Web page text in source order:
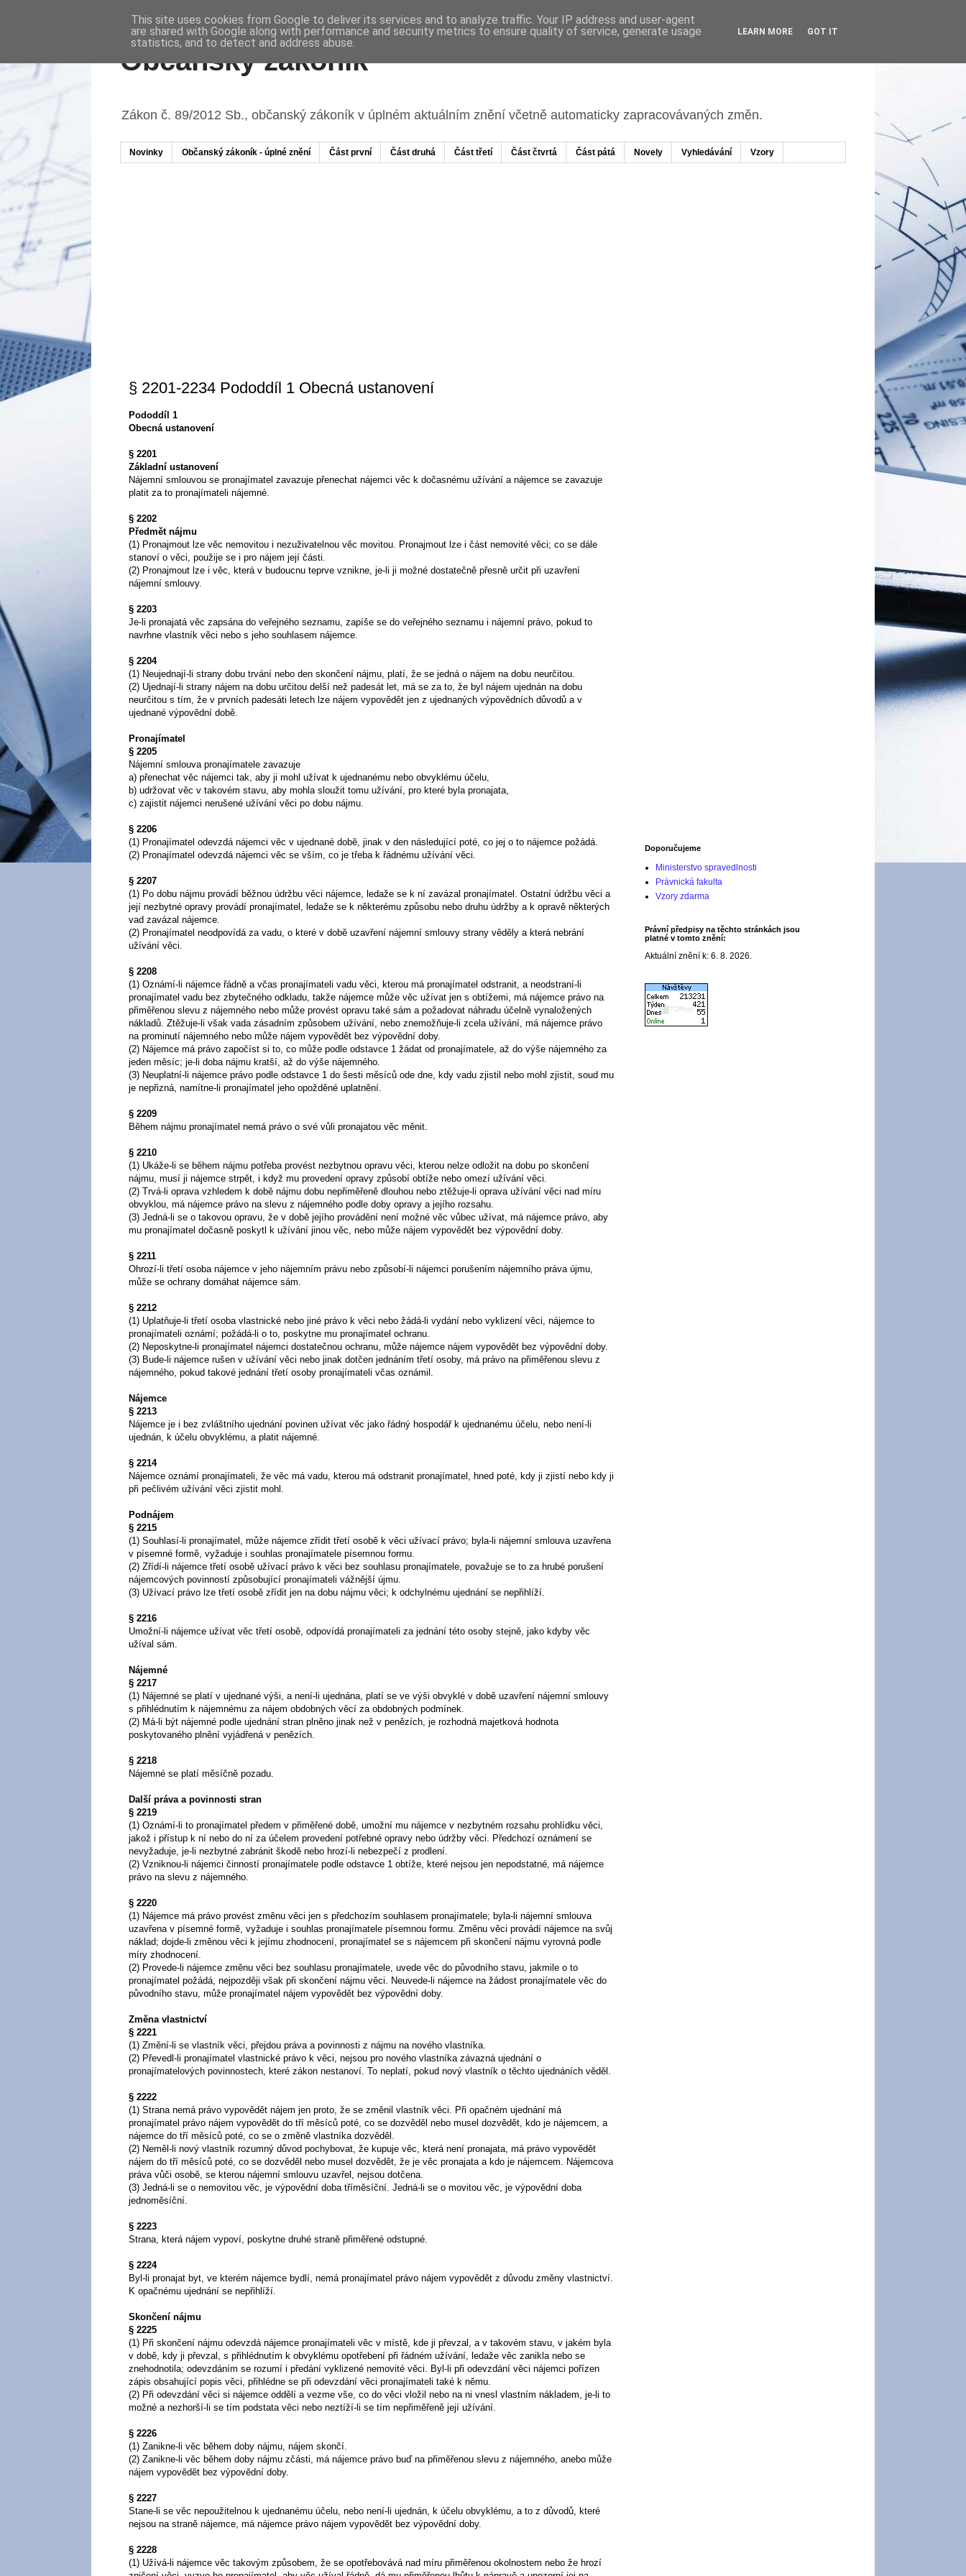
Občanský zákoník
Zákon č. 89/2012 Sb., občanský zákoník v úplném aktuálním znění včetně automaticky zapracovávaných změn.
Novinky Občanský zákoník - úplné znění Část první Část druhá Část třetí Část čtvrtá Část pátá Novely Vyhledávání Vzory
§ 2201-2234 Pododdíl 1 Obecná ustanovení
Pododdíl 1
Obecná ustanovení
§ 2201
Základní ustanovení
Nájemní smlouvou se pronajímatel zavazuje přenechat nájemci věc k dočasnému užívání a nájemce se zavazuje
platit za to pronajímateli nájemné.
§ 2202
Předmět nájmu
(1) Pronajmout lze věc nemovitou i nezuživatelnou věc movitou. Pronajmout lze i část nemovité věci; co se dále
stanoví o věci, použije se i pro nájem její části.
(2) Pronajmout lze i věc, která v budoucnu teprve vznikne, je-li ji možné dostatečně přesně určit při uzavření
nájemní smlouvy.
§ 2203
Je-li pronajatá věc zapsána do veřejného seznamu, zapíše se do veřejného seznamu i nájemní právo, pokud to
navrhne vlastník věci nebo s jeho souhlasem nájemce.
§ 2204
(1) Neujednají-li strany dobu trvání nebo den skončení nájmu, platí, že se jedná o nájem na dobu neurčitou.
(2) Ujednají-li strany nájem na dobu určitou delší než padesát let, má se za to, že byl nájem ujednán na dobu
neurčitou s tím, že v prvních padesáti letech lze nájem vypovědět jen z ujednaných výpovědních důvodů a v
ujednané výpovědní době.
Pronajímatel
§ 2205
Nájemní smlouva pronajímatele zavazuje
a) přenechat věc nájemci tak, aby ji mohl užívat k ujednanému nebo obvyklému účelu,
b) udržovat věc v takovém stavu, aby mohla sloužit tomu užívání, pro které byla pronajata,
c) zajistit nájemci nerušené užívání věci po dobu nájmu.
§ 2206
(1) Pronajímatel odevzdá nájemci věc v ujednané době, jinak v den následující poté, co jej o to nájemce požádá.
(2) Pronajímatel odevzdá nájemci věc se vším, co je třeba k řádnému užívání věci.
§ 2207
(1) Po dobu nájmu provádí běžnou údržbu věci nájemce, ledaže se k ní zavázal pronajímatel. Ostatní údržbu věci a
její nezbytné opravy provádí pronajímatel, ledaže se k některému způsobu nebo druhu údržby a k opravě některých
vad zavázal nájemce.
(2) Pronajímatel neodpovídá za vadu, o které v době uzavření nájemní smlouvy strany věděly a která nebrání
užívání věci.
§ 2208
(1) Oznámí-li nájemce řádně a včas pronajímateli vadu věci, kterou má pronajímatel odstranit, a neodstraní-li
pronajímatel vadu bez zbytečného odkladu, takže nájemce může věc užívat jen s obtížemi, má nájemce právo na
přiměřenou slevu z nájemného nebo může provést opravu také sám a požadovat náhradu účelně vynaložených
nákladů. Ztěžuje-li však vada zásadním způsobem užívání, nebo znemožňuje-li zcela užívání, má nájemce právo
na prominutí nájemného nebo může nájem vypovědět bez výpovědní doby.
(2) Nájemce má právo započíst si to, co může podle odstavce 1 žádat od pronajímatele, až do výše nájemného za
jeden měsíc; je-li doba nájmu kratší, až do výše nájemného.
(3) Neuplatní-li nájemce právo podle odstavce 1 do šesti měsíců ode dne, kdy vadu zjistil nebo mohl zjistit, soud mu
je nepřizná, namítne-li pronajímatel jeho opožděné uplatnění.
§ 2209
Během nájmu pronajímatel nemá právo o své vůli pronajatou věc měnit.
§ 2210
(1) Ukáže-li se během nájmu potřeba provést nezbytnou opravu věci, kterou nelze odložit na dobu po skončení
nájmu, musí ji nájemce strpět, i když mu provedení opravy způsobí obtíže nebo omezí užívání věci.
(2) Trvá-li oprava vzhledem k době nájmu dobu nepřiměřeně dlouhou nebo ztěžuje-li oprava užívání věci nad míru
obvyklou, má nájemce právo na slevu z nájemného podle doby opravy a jejího rozsahu.
(3) Jedná-li se o takovou opravu, že v době jejího provádění není možné věc vůbec užívat, má nájemce právo, aby
mu pronajímatel dočasně poskytl k užívání jinou věc, nebo může nájem vypovědět bez výpovědní doby.
§ 2211
Ohrozí-li třetí osoba nájemce v jeho nájemním právu nebo způsobí-li nájemci porušením nájemního práva újmu,
může se ochrany domáhat nájemce sám.
§ 2212
(1) Uplatňuje-li třetí osoba vlastnické nebo jiné právo k věci nebo žádá-li vydání nebo vyklizení věci, nájemce to
pronajímateli oznámí; požádá-li o to, poskytne mu pronajímatel ochranu.
(2) Neposkytne-li pronajímatel nájemci dostatečnou ochranu, může nájemce nájem vypovědět bez výpovědní doby.
(3) Bude-li nájemce rušen v užívání věci nebo jinak dotčen jednáním třetí osoby, má právo na přiměřenou slevu z
nájemného, pokud takové jednání třetí osoby pronajímateli včas oznámil.
Nájemce
§ 2213
Nájemce je i bez zvláštního ujednání povinen užívat věc jako řádný hospodář k ujednanému účelu, nebo není-li
ujednán, k účelu obvyklému, a platit nájemné.
§ 2214
Nájemce oznámí pronajímateli, že věc má vadu, kterou má odstranit pronajímatel, hned poté, kdy ji zjistí nebo kdy ji
při pečlivém užívání věci zjistit mohl.
Podnájem
§ 2215
(1) Souhlasí-li pronajímatel, může nájemce zřídit třetí osobě k věci užívací právo; byla-li nájemní smlouva uzavřena
v písemné formě, vyžaduje i souhlas pronajímatele písemnou formu.
(2) Zřídí-li nájemce třetí osobě užívací právo k věci bez souhlasu pronajímatele, považuje se to za hrubé porušení
nájemcových povinností způsobující pronajímateli vážnější újmu.
(3) Užívací právo lze třetí osobě zřídit jen na dobu nájmu věci; k odchylnému ujednání se nepřihlíží.
§ 2216
Umožní-li nájemce užívat věc třetí osobě, odpovídá pronajímateli za jednání této osoby stejně, jako kdyby věc
užíval sám.
Nájemné
§ 2217
(1) Nájemné se platí v ujednané výši, a není-li ujednána, platí se ve výši obvyklé v době uzavření nájemní smlouvy
s přihlédnutím k nájemnému za nájem obdobných věcí za obdobných podmínek.
(2) Má-li být nájemné podle ujednání stran plněno jinak než v penězích, je rozhodná majetková hodnota
poskytovaného plnění vyjádřená v penězích.
§ 2218
Nájemné se platí měsíčně pozadu.
Další práva a povinnosti stran
§ 2219
(1) Oznámí-li to pronajímatel předem v přiměřené době, umožní mu nájemce v nezbytném rozsahu prohlídku věci,
jakož i přístup k ní nebo do ní za účelem provedení potřebné opravy nebo údržby věci. Předchozí oznámení se
nevyžaduje, je-li nezbytné zabránit škodě nebo hrozí-li nebezpečí z prodlení.
(2) Vzniknou-li nájemci činností pronajímatele podle odstavce 1 obtíže, které nejsou jen nepodstatné, má nájemce
právo na slevu z nájemného.
§ 2220
(1) Nájemce má právo provést změnu věci jen s předchozím souhlasem pronajímatele; byla-li nájemní smlouva
uzavřena v písemné formě, vyžaduje i souhlas pronajímatele písemnou formu. Změnu věci provádí nájemce na svůj
náklad; dojde-li změnou věci k jejímu zhodnocení, pronajímatel se s nájemcem při skončení nájmu vyrovná podle
míry zhodnocení.
(2) Provede-li nájemce změnu věci bez souhlasu pronajímatele, uvede věc do původního stavu, jakmile o to
pronajímatel požádá, nejpozději však při skončení nájmu věci. Neuvede-li nájemce na žádost pronajímatele věc do
původního stavu, může pronajímatel nájem vypovědět bez výpovědní doby.
Změna vlastnictví
§ 2221
(1) Změní-li se vlastník věci, přejdou práva a povinnosti z nájmu na nového vlastníka.
(2) Převedl-li pronajímatel vlastnické právo k věci, nejsou pro nového vlastníka závazná ujednání o
pronajímatelových povinnostech, které zákon nestanoví. To neplatí, pokud nový vlastník o těchto ujednáních věděl.
§ 2222
(1) Strana nemá právo vypovědět nájem jen proto, že se změnil vlastník věci. Při opačném ujednání má
pronajímatel právo nájem vypovědět do tří měsíců poté, co se dozvěděl nebo musel dozvědět, kdo je nájemcem, a
nájemce do tří měsíců poté, co se o změně vlastníka dozvěděl.
(2) Neměl-li nový vlastník rozumný důvod pochybovat, že kupuje věc, která není pronajata, má právo vypovědět
nájem do tří měsíců poté, co se dozvěděl nebo musel dozvědět, že je věc pronajata a kdo je nájemcem. Nájemcova
práva vůči osobě, se kterou nájemní smlouvu uzavřel, nejsou dotčena.
(3) Jedná-li se o nemovitou věc, je výpovědní doba tříměsíční. Jedná-li se o movitou věc, je výpovědní doba
jednoměsíční.
§ 2223
Strana, která nájem vypoví, poskytne druhé straně přiměřené odstupné.
§ 2224
Byl-li pronajat byt, ve kterém nájemce bydlí, nemá pronajímatel právo nájem vypovědět z důvodu změny vlastnictví.
K opačnému ujednání se nepřihlíží.
Skončení nájmu
§ 2225
(1) Při skončení nájmu odevzdá nájemce pronajímateli věc v místě, kde ji převzal, a v takovém stavu, v jakém byla
v době, kdy ji převzal, s přihlédnutím k obvyklému opotřebení při řádném užívání, ledaže věc zanikla nebo se
znehodnotila; odevzdáním se rozumí i předání vyklizené nemovité věci. Byl-li při odevzdání věci nájemci pořízen
zápis obsahující popis věci, přihlédne se při odevzdání věci pronajímateli také k němu.
(2) Při odevzdání věci si nájemce oddělí a vezme vše, co do věci vložil nebo na ni vnesl vlastním nákladem, je-li to
možné a nezhorší-li se tím podstata věci nebo neztíží-li se tím nepřiměřeně její užívání.
§ 2226
(1) Zanikne-li věc během doby nájmu, nájem skončí.
(2) Zanikne-li věc během doby nájmu zčásti, má nájemce právo buď na přiměřenou slevu z nájemného, anebo může
nájem vypovědět bez výpovědní doby.
§ 2227
Stane-li se věc nepoužitelnou k ujednanému účelu, nebo není-li ujednán, k účelu obvyklému, a to z důvodů, které
nejsou na straně nájemce, má nájemce právo nájem vypovědět bez výpovědní doby.
§ 2228
(1) Užívá-li nájemce věc takovým způsobem, že se opotřebovává nad míru přiměřenou okolnostem nebo že hrozí
Doporučujeme
Ministerstvo spravedlnosti
Právnická fakulta
Vzory zdarma
Právní předpisy na těchto stránkách jsou
platné v tomto znění:
Aktuální znění k: 6. 8. 2026.
This site uses cookies from Google to deliver its services and to analyze traffic. Your IP address and user-agent
are shared with Google along with performance and security metrics to ensure quality of service, generate usage
statistics, and to detect and address abuse.
LEARN MORE GOT IT